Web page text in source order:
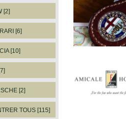
[2]
[6]
[10]
[2]
TOUS [115]